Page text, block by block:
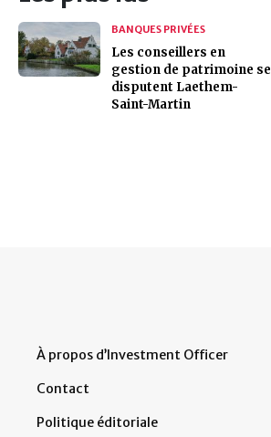
BANQUES PRIVÉES
Les conseillers en
gestion de patrimoine se
disputent Laethem-
Saint-Martin
À propos d’Investment Officer
Contact
Politique éditoriale